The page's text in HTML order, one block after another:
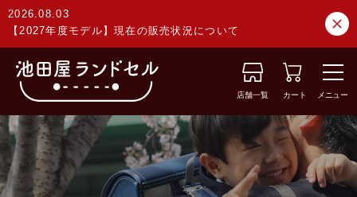
2026.08.03
【2027年度モデル】現在の販売状況について
店舗一覧 カート メニュー